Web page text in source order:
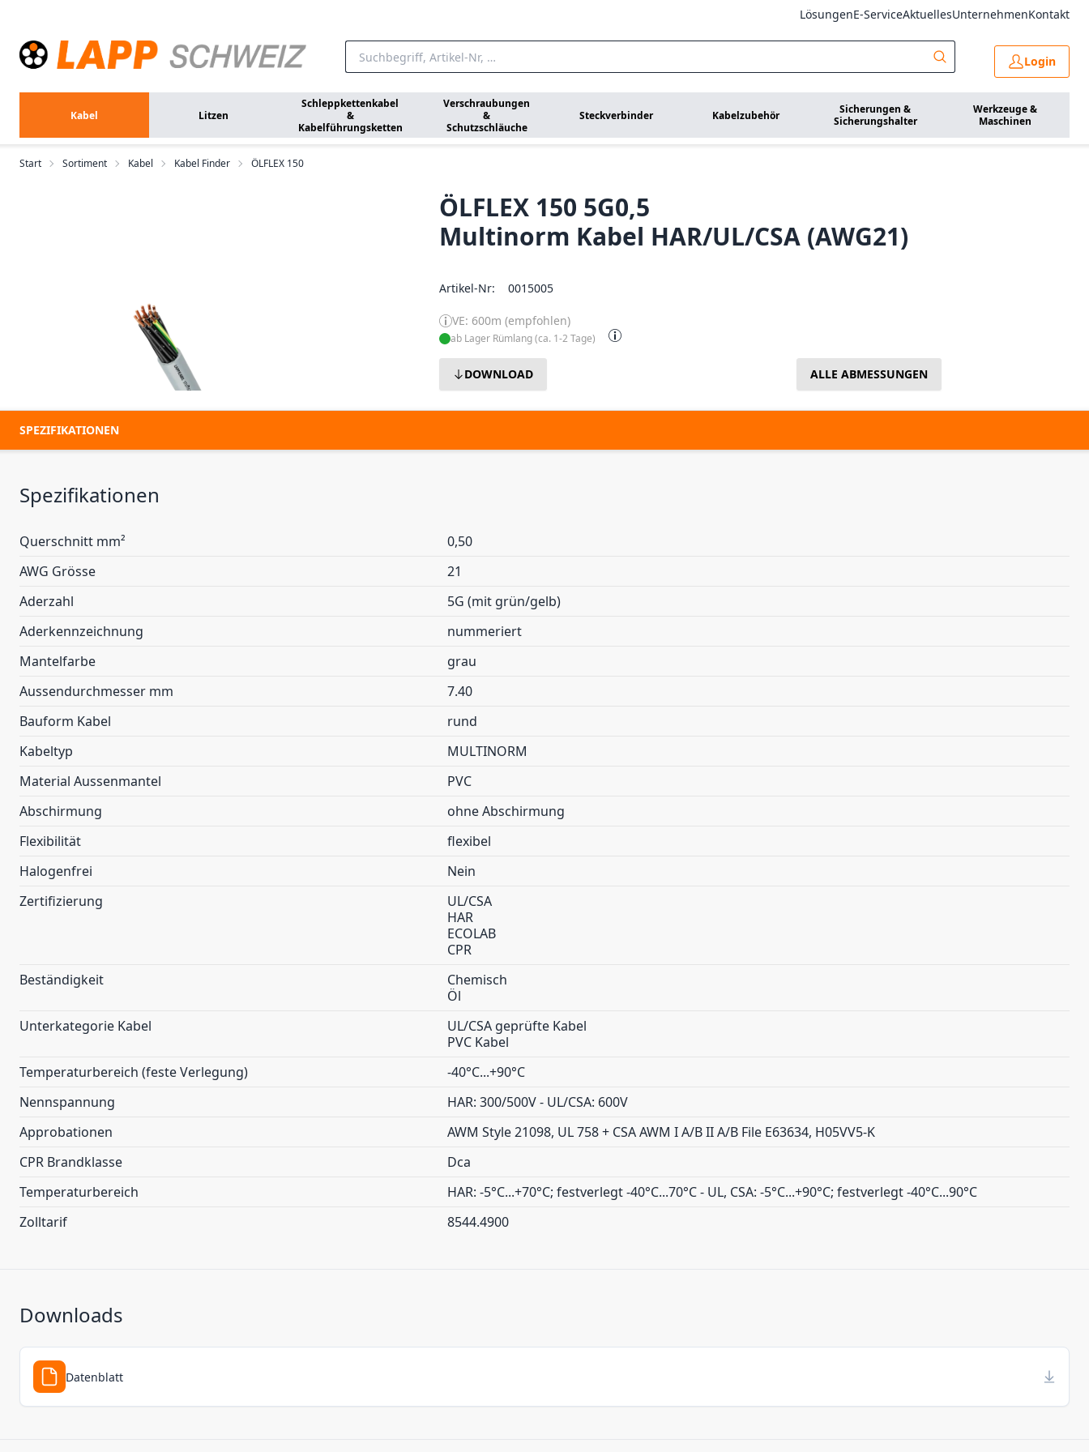
LösungenE-ServiceAktuellesUnternehmenKontakt
Login
Kabel Litzen
Schleppkettenkabel
&
Kabelführungsketten
Verschraubungen
&
Schutzschläuche
Steckverbinder Kabelzubehör
Sicherungen &
Sicherungshalter
Werkzeuge &
Maschinen
Start Sortiment Kabel Kabel Finder ÖLFLEX 150
ÖLFLEX 150 5G0,5
Multinorm Kabel HAR/UL/CSA (AWG21)
Artikel-Nr: 0015005
VE: 600m (empfohlen)
ab Lager Rümlang (ca. 1-2 Tage)
DOWNLOAD ALLE ABMESSUNGEN
SPEZIFIKATIONEN
Spezifikationen
Querschnitt mm²
0,50
AWG Grösse
21
Aderzahl
5G (mit grün/gelb)
Aderkennzeichnung
nummeriert
Mantelfarbe
grau
Aussendurchmesser mm
7.40
Bauform Kabel
rund
Kabeltyp
MULTINORM
Material Aussenmantel
PVC
Abschirmung
ohne Abschirmung
Flexibilität
flexibel
Halogenfrei
Nein
Zertifizierung
UL/CSA
HAR
ECOLAB
CPR
Beständigkeit
Chemisch
Öl
Unterkategorie Kabel
UL/CSA geprüfte Kabel
PVC Kabel
Temperaturbereich (feste Verlegung)
-40°C...+90°C
Nennspannung
HAR: 300/500V - UL/CSA: 600V
Approbationen
AWM Style 21098, UL 758 + CSA AWM I A/B II A/B File E63634, H05VV5-K
CPR Brandklasse
Dca
Temperaturbereich
HAR: -5°C...+70°C; festverlegt -40°C...70°C - UL, CSA: -5°C...+90°C; festverlegt -40°C...90°C
Zolltarif
8544.4900
Downloads
Datenblatt